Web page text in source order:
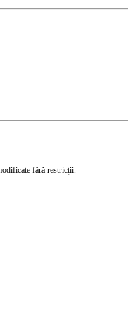
fără restricții.